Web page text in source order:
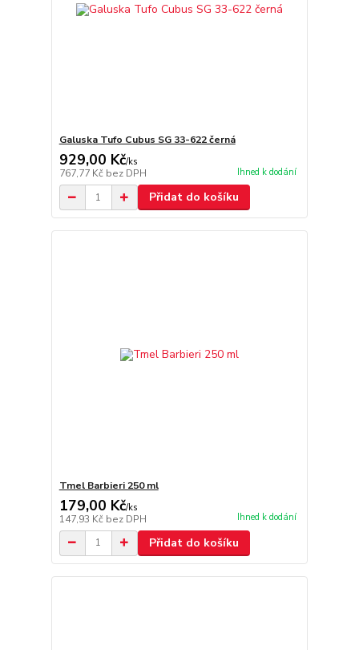
Galuska Tufo Cubus SG 33-622 černá
929,00 Kč/ks
767,77 Kč bez DPH Ihned k dodání
Přidat do košíku
Tmel Barbieri 250 ml
179,00 Kč/ks
147,93 Kč bez DPH Ihned k dodání
Přidat do košíku